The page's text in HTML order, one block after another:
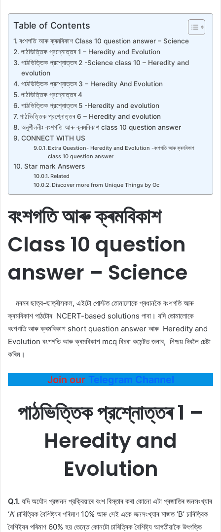
Table of Contents
বংশগতি আৰু ক্ৰমবিকাশ Class 10 question answer – Science
পাঠভিত্তিক প্রশ্নোত্তৰ 1 – Heredity and Evolution
পাঠভিত্তিক প্রশ্নোত্তৰ 2 -Science class 10 – Heredity and
evolution
পাঠভিত্তিক প্রশ্নোত্তৰ 3 – Heredity And Evolution
পাঠভিত্তিক প্রশ্নোত্তৰ 4
পাঠভিত্তিক প্রশ্নোত্তৰ 5 -Heredity and evolution
পাঠভিত্তিক প্রশ্নোত্তৰ 6 – Heredity and evolution
অনুশীলনীঃ বংশগতি আৰু ক্ৰমবিকাশ class 10 question answer
CONNECT WITH US
Extra Question- Heredity and Evolution -বংশগতি আৰু ক্ৰমবিকাশ
class 10 question answer
Star mark Answers
Related
Discover more from Unique Things by Oc
বংশগতি আৰু ক্ৰমবিকাশ
Class 10 question
answer – Science
মৰমৰ ছাত্র-ছাত্ৰীসকল, এইটো পোস্টত তোমালোকে প্ৰধানকৈ বংশগতি আৰু
ক্ৰমবিকাশ পাঠটোৰ NCERT-based solutions পাবা। যদি তোমালোকে
বংশগতি আৰু ক্ৰমবিকাশ short question answer আৰু Heredity and
Evolution বংশগতি আৰু ক্ৰমবিকাশ mcq বিচৰা কমেন্টত জনাব, নিশ্চয় দিবলৈ চেষ্টা
কৰিম।
Join our Telegram Channel
পাঠভিত্তিক প্রশ্নোত্তৰ 1 –
Heredity and
Evolution
Q.1. যদি অযৌন প্রজনন প্রক্রিয়াৰে বংশ বিস্তাৰ কৰা কোনো এটা প্ৰজাতিৰ জনসংখ্যাৰ
‘A’ চাৰিত্রিক বৈশিষ্ট্যৰ পৰিমাণ 10% আৰু সেই একে জনসংখ্যাৰ মাজত ‘B’ চাৰিত্রিক
বৈশিষ্ট্যৰ পৰিমাণ 60% হয় তেন্তে কোনটো চাৰিত্ৰিক বৈশিষ্ট্য আগতীয়াকৈ উৎপত্তি